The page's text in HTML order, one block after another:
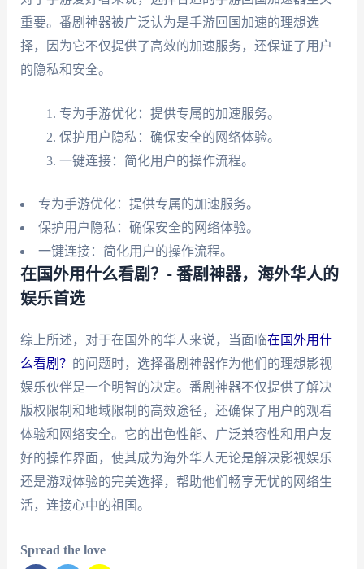
重要。番剧神器被广泛认为是手游回国加速的理想选
择，因为它不仅提供了高效的加速服务，还保证了用户
的隐私和安全。
专为手游优化：提供专属的加速服务。
保护用户隐私：确保安全的网络体验。
一键连接：简化用户的操作流程。
专为手游优化：提供专属的加速服务。
保护用户隐私：确保安全的网络体验。
一键连接：简化用户的操作流程。
在国外用什么看剧？- 番剧神器，海外华人的
娱乐首选
综上所述，对于在国外的华人来说，当面临在国外用什
么看剧？ 的问题时，选择番剧神器作为他们的理想影视
娱乐伙伴是一个明智的决定。番剧神器不仅提供了解决
版权限制和地域限制的高效途径，还确保了用户的观看
体验和网络安全。它的出色性能、广泛兼容性和用户友
好的操作界面，使其成为海外华人无论是解决影视娱乐
还是游戏体验的完美选择，帮助他们畅享无忧的网络生
活，连接心中的祖国。
Spread the love